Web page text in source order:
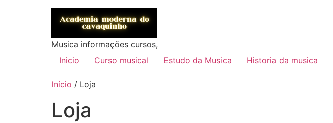
Musica informações cursos,
Inicio
Curso musical Estudo da Musica Historia da musica
Início / Loja
Loja